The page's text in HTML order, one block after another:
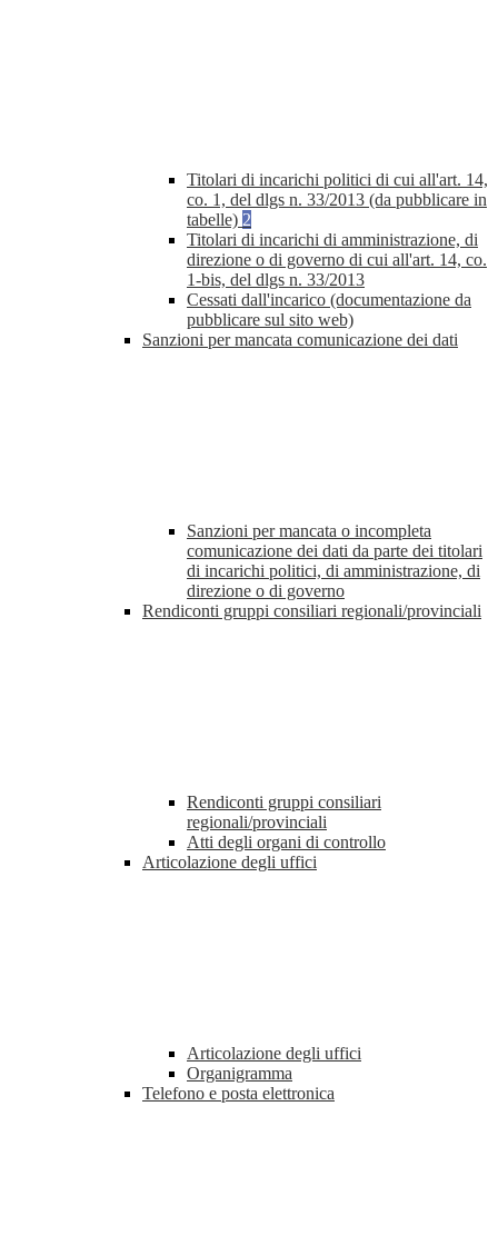
Titolari di incarichi politici di cui all'art. 14,
co. 1, del dlgs n. 33/2013 (da pubblicare in
tabelle) 2
Titolari di incarichi di amministrazione, di
direzione o di governo di cui all'art. 14, co.
1-bis, del dlgs n. 33/2013
Cessati dall'incarico (documentazione da
pubblicare sul sito web)
Sanzioni per mancata comunicazione dei dati
Sanzioni per mancata o incompleta
comunicazione dei dati da parte dei titolari
di incarichi politici, di amministrazione, di
direzione o di governo
Rendiconti gruppi consiliari regionali/provinciali
Rendiconti gruppi consiliari
regionali/provinciali
Atti degli organi di controllo
Articolazione degli uffici
Articolazione degli uffici
Organigramma
Telefono e posta elettronica